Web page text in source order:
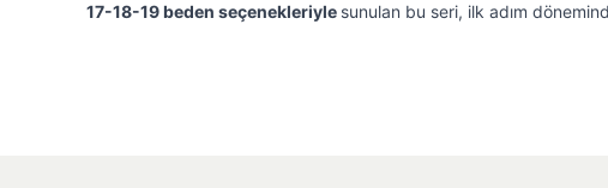
17-18-19 beden seçenekleriyle sunulan bu seri, ilk adım